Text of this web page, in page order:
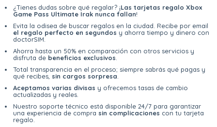
¿Tienes dudas sobre qué regalar? ¡Las tarjetas regalo Xbox
Game Pass Ultimate Irak nunca fallan!
Evita la odisea de buscar regalos en la ciudad. Recibe por email
el regalo perfecto en segundos y ahorra tiempo y dinero con
doctorSIM.
Ahorra hasta un 50% en comparación con otros servicios y
disfruta de beneficios exclusivos
Total transparencia en el proceso; siempre sabrás qué pagas y
qué recibes, sin cargos sorpresa
Aceptamos varias divisas y ofrecemos tasas de cambio
actualizadas y reales.
Nuestro soporte técnico está disponible 24/7 para garantizar
una experiencia de compra sin complicaciones con tu tarjeta
regalo.